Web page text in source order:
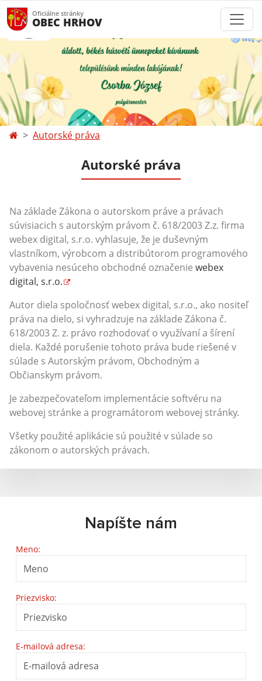
Oficiálne stránky
OBEC HRHOV
Autorské práva
Autorské práva
Na základe Zákona o autorskom práve a právach
súvisiacich s autorským právom č. 618/2003 Z.z. firma
webex digital, s.r.o. vyhlasuje, že je duševným
vlastníkom, výrobcom a distribútorom programového
vybavenia nesúceho obchodné označenie webex
digital, s.r.o.
Autor diela spoločnosť webex digital, s.r.o., ako nositeľ
práva na dielo, si vyhradzuje na základe Zákona č.
618/2003 Z. z. právo rozhodovať o využívaní a šírení
diela. Každé porušenie tohoto práva bude riešené v
súlade s Autorským právom, Obchodným a
Občianskym právom.
Je zabezpečovateľom implementácie softvéru na
webovej stránke a programátorom webovej stránky.
Všetky použité aplikácie sú použité v súlade so
zákonom o autorských právach.
Napíšte nám
Meno:
Priezvisko:
E-mailová adresa: